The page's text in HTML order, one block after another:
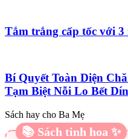
Tắm trắng cấp tốc với
Bí Quyết Toàn Diện
Tạm Biệt Nỗi Lo Bết
Sách hay cho Ba Mẹ
📚 Sách tinh hoa ✨